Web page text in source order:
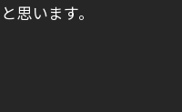
思います。